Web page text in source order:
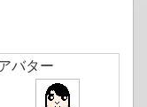
バター